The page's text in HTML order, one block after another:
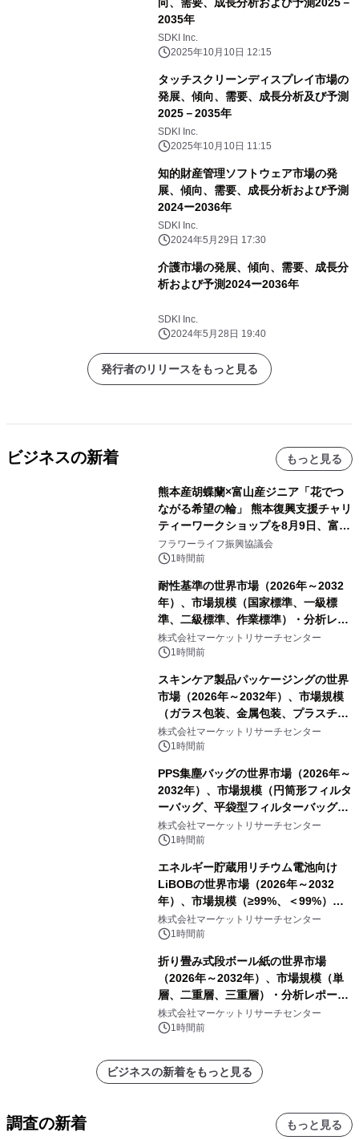
向、需要、成長分析および予測2025－
2035年
SDKI Inc.
2025年10月10日 12:15
タッチスクリーンディスプレイ市場の
発展、傾向、需要、成長分析及び予測
2025－2035年
SDKI Inc.
2025年10月10日 11:15
知的財産管理ソフトウェア市場の発
展、傾向、需要、成長分析および予測
2024ー2036年
SDKI Inc.
2024年5月29日 17:30
介護市場の発展、傾向、需要、成長分
析および予測2024ー2036年
SDKI Inc.
2024年5月28日 19:40
発行者のリリースをもっと見る
ビジネスの新着 もっと見る
熊本産胡蝶蘭×富山産ジニア「花でつ
ながる希望の輪」 熊本復興支援チャリ
ティーワークショップを8月9日、富
山・射水で開催
フラワーライフ振興協議会
1時間前
耐性基準の世界市場（2026年～2032
年）、市場規模（国家標準、一級標
準、二級標準、作業標準）・分析レポ
ートを発表
株式会社マーケットリサーチセンター
1時間前
スキンケア製品パッケージングの世界
市場（2026年～2032年）、市場規模
（ガラス包装、金属包装、プラスチッ
ク包装、その他）・分析レポートを発
表
株式会社マーケットリサーチセンター
1時間前
PPS集塵バッグの世界市場（2026年～
2032年）、市場規模（円筒形フィルタ
ーバッグ、平袋型フィルターバッグ、
プリーツフィルターバッグ、その
他）・分析レポートを発表
株式会社マーケットリサーチセンター
1時間前
エネルギー貯蔵用リチウム電池向け
LiBOBの世界市場（2026年～2032
年）、市場規模（≥99%、＜99%）・
分析レポートを発表
株式会社マーケットリサーチセンター
1時間前
折り畳み式段ボール紙の世界市場
（2026年～2032年）、市場規模（単
層、二重層、三重層）・分析レポート
を発表
株式会社マーケットリサーチセンター
1時間前
ビジネスの新着をもっと見る
調査の新着 もっと見る